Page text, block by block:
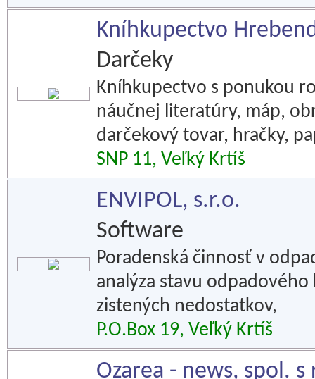
Kníhkupectvo
Darčeky
Kníhkupectvo s ponukou
náučnej literatúry, máp,
darčekový tovar, hračky,
SNP 11, Veľký Krtíš
ENVIPOL, s.r.o.
Software
Poradenská činnosť v
analýza stavu
zistených nedostatkov,
P.O.Box 19, Veľký Krtíš
Ozarea - news, spol. s